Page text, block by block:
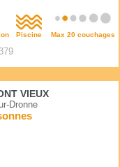
Piscine Max 20 couchages
VIEUX
Dronne